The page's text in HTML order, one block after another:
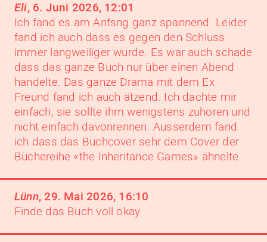
Eli, 6. Juni 2026, 12:01
Ich fand es am Anfsng ganz spannend. Leider
fand ich auch dass es gegen den Schluss
immer langweiliger wurde. Es war auch schade
dass das ganze Buch nur über einen Abend
handelte. Das ganze Drama mit dem Ex
Freund fand ich auch ätzend. Ich dachte mir
einfach, sie sollte ihm wenigstens zuhören und
nicht einfach davonrennen. Ausserdem fand
ich dass das Buchcover sehr dem Cover der
Büchereihe «the Inheritance Games» ähnelte.
Lünn,29. Mai 2026, 16:10
Finde das Buch voll okay